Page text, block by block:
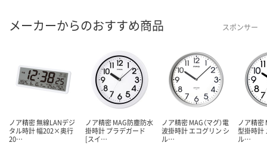
メーカーからのおすすめ商品 スポンサー
ノア精密 無線LANデジ
タル時計 幅202×奥行
20…
ノア精密 MAG防塵防水
掛時計 プラデガード
[スイ…
ノア精密 MAG（マグ）電
波掛時計 エコグリン シ
ル…
ノア精密
型掛時計
ル…